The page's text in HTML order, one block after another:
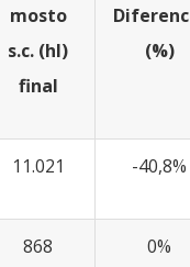
mosto
s.c. (hl)
final
(%)
11.021 -40,8%
868 0%